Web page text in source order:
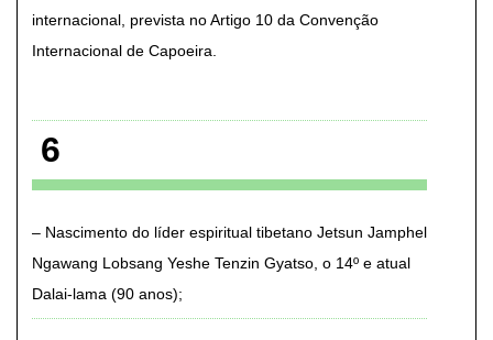
internacional, prevista no Artigo 10 da Convenção
Internacional de Capoeira
6
Nascimento do líder espiritual tibetano Jetsun Jamphel
Ngawang Lobsang Yeshe Tenzin Gyatso, o 14º e atual
Dalai-lama (90 anos)